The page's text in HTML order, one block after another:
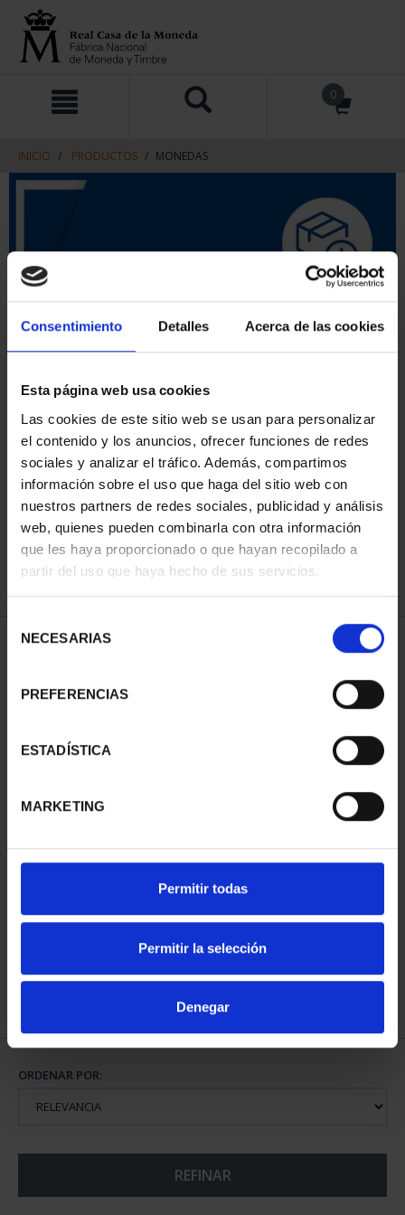
Consentimiento Detalles Acerca de las cookies
Esta página web usa cookies
Las cookies de este sitio web se usan para personalizar
el contenido y los anuncios, ofrecer funciones de redes
sociales y analizar el tráfico. Además, compartimos
información sobre el uso que haga del sitio web con
nuestros partners de redes sociales, publicidad y análisis
web, quienes pueden combinarla con otra información
que les haya proporcionado o que hayan recopilado a
partir del uso que haya hecho de sus servicios.
NECESARIAS
PREFERENCIAS
ESTADÍSTICA
MARKETING
Permitir todas
Permitir la selección
Denegar
contenido
navegacin
0
INICIO PRODUCTOS MONEDAS
ORDENAR POR:
REFINAR
1 Productos encontrados
CIUDADES PATRIMONIO
73,00 €
ORDENAR POR:
REFINAR